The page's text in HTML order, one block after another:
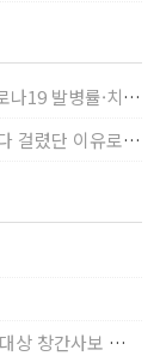
예방의학과 홍윤철 교수, 고농도 초미세먼지, 코로나19 발병률·치명률 높인다
보건대학원 유명순 교수, 국민 68% 확진 판정보다 걸렸단 이유로 비난받는 걸 더 두려해
<서울공대> 웹진, 2020 대한민국 커뮤니케이션 대상 창간사보 부문 최우수상 선정